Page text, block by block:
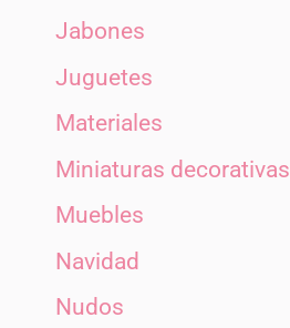
Jabones
Juguetes
Materiales
Miniaturas decorativas
Muebles
Navidad
Nudos